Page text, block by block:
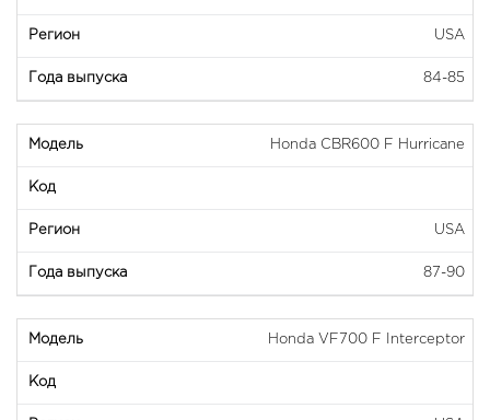
USA
84-85
Honda CBR600 F Hurricane
USA
87-90
Honda VF700 F Interceptor